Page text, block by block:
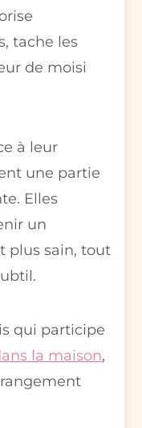
tache les
de moisi
à leur
une partie
Elles
un
plus sain, tout
qui participe
la maison,